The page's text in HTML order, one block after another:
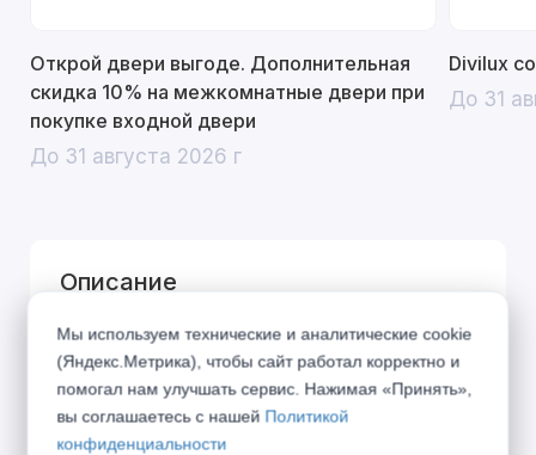
Открой двери выгоде. Дополнительная
скидка 10% на межкомнатные двери при
покупке входной двери
До 31 августа 2026 г
Divilux
До 31
Описание
SONATA – классический дизайн, навеянный
великими музыкальными произведениями
одноименного жанра. Вклад каждой детали
похож на распределение партий в оркестре,
Мы используем технические и аналитические cookie
(Яндекс.Метрика), чтобы сайт работал корректно и
помогал нам улучшать сервис. Нажимая «Принять»,
вы соглашаетесь с нашей Политикой
конфиденциальности